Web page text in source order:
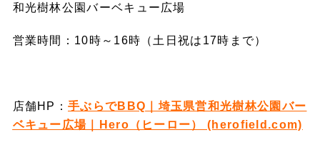
和光樹林公園バーベキュー広場
営業時間：10時～16時（土日祝は17時まで）
店舗HP：手ぶらでBBQ｜埼玉県営和光樹林公園バー
ベキュー広場｜Hero（ヒーロー） (herofield.com)